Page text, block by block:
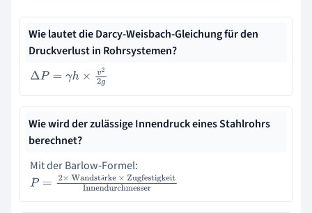
Wie lautet die Darcy-Weisbach-Gleichung für den
Druckverlust in Rohrsystemen?
ΔP=γh× v22 g
Wie wird der zulässige Innendruck eines Stahlrohrs
berechnet?
Mit der Barlow-Formel:
ä
P= 2× Wandstärke×ZugfestigkeitInnendurchmesser